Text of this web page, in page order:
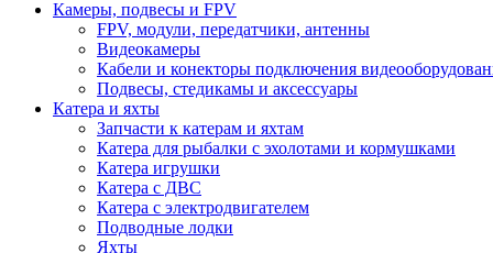
Камеры, подвесы и FPV
FPV, модули, передатчики, антенны
Видеокамеры
Кабели и конекторы подключения
Подвесы, стедикамы и аксессуары
Катера и яхты
Запчасти к катерам и яхтам
Катера для рыбалки с эхолотами и кормушками
Катера игрушки
Катера с ДВС
Катера с электродвигателем
Подводные лодки
Яхты